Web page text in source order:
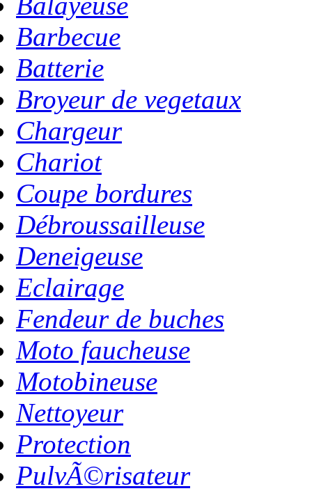
Barbecue
Batterie
Broyeur de vegetaux
Chargeur
Chariot
Coupe bordures
Débroussailleuse
Deneigeuse
Eclairage
Fendeur de buches
Moto faucheuse
Motobineuse
Nettoyeur
Protection
PulvÃ©risateur